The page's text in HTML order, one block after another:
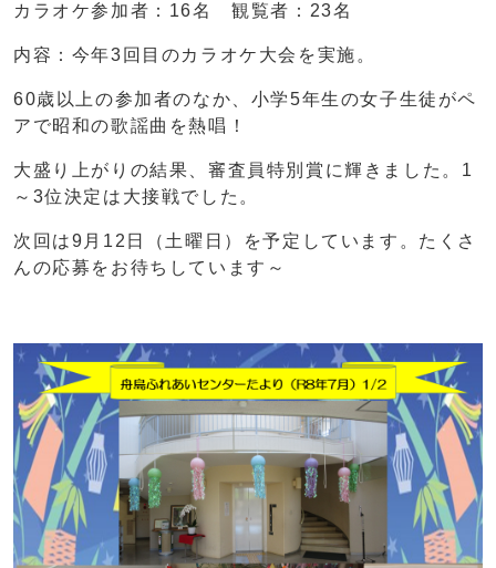
カラオケ参加者：16名 観覧者：23名
内容：今年3回目のカラオケ大会を実施。
60歳以上の参加者のなか、小学5年生の女子生徒がペ
アで昭和の歌謡曲を熱唱！
大盛り上がりの結果、審査員特別賞に輝きました。1
～3位決定は大接戦でした。
次回は9月12日（土曜日）を予定しています。たくさ
んの応募をお待ちしています～